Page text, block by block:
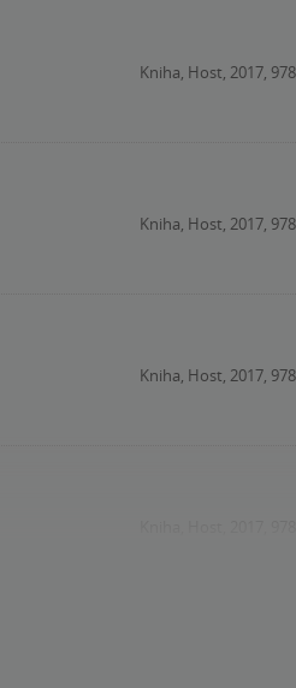
Kniha, Host, 2017,
Kniha, Host, 2017,
Kniha, Host, 2017,